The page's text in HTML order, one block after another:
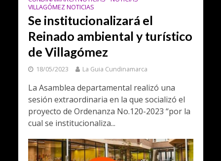
VILLAGÓMEZ NOTICIAS
Se institucionalizará el
Reinado ambiental y turístico
de Villagómez
18/05/2023 La Guia Cundinamarca
La Asamblea departamental realizó una
sesión extraordinaria en la que socializó el
proyecto de Ordenanza No.120-2023 “por la
cual se institucionaliza...